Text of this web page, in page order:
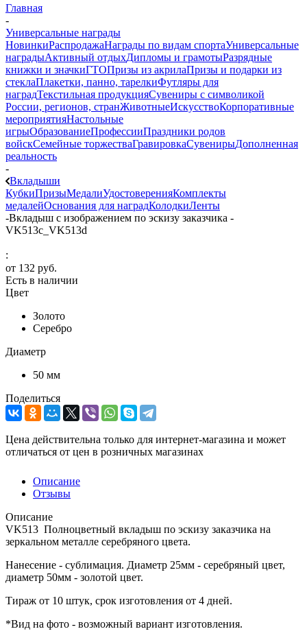
Главная
-
Универсальные награды
НовинкиРаспродажаНаграды по видам спортаУниверсальные
наградыАктивный отдыхДипломы и грамотыРазрядные
книжки и значкиГТОПризы из акрилаПризы и подарки из
стеклаПлакетки, панно, тарелкиФутляры для
наградТекстильная продукцияСувениры с символикой
России, регионов, странЖивотныеИскусствоКорпоративные
мероприятияНастольные
игрыОбразованиеПрофессииПраздники родов
войскСемейные торжестваГравировкаСувенирыДополненная
реальность
-
Вкладыши
КубкиПризыМедалиУдостоверенияКомплекты
медалейОснования для наградКолодкиЛенты
-Вкладыш с изображением по эскизу заказчика -
VK513c_VK513d
:
от 132 руб.
Есть в наличии
Цвет
Золото
Серебро
Диаметр
50 мм
Поделиться
Цена действительна только для интернет-магазина и может
отличаться от цен в розничных магазинах
Описание
Отзывы
Описание
VK513 Полноцветный вкладыш по эскизу заказчика на
зеркальном металле серебряного цвета.
Нанесение - сублимация. Диаметр 25мм - серебряный цвет,
диаметр 50мм - золотой цвет.
Тираж от 10 штук, срок изготовления от 4 дней.
*Вид на фото - возможный вариант изготовления.